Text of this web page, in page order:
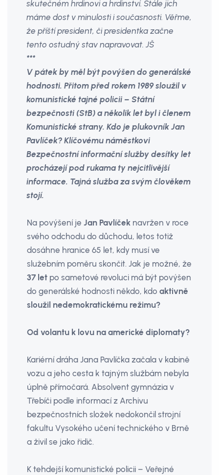
skutečném hrdinovi a hrdinství. Stále jich
máme dost v minulosti i současnosti. Věřme,
že příští president, či presidentka začne
tento ostudný stav napravovat. JŠ
***
V pátek by měl být povýšen do generálské
hodnosti. Přitom před rokem 1989 sloužil v
komunistické tajné policii – Státní
bezpečnosti (StB) a několik let byl i členem
Komunistické strany. Kdo je plukovník Jan
Pavlíček? Klíčovému náměstkovi
Bezpečnostní informační služby desítky let
procházejí pod rukama ty nejcitlivější
informace. Tajná služba za svým člověkem
stojí.
Na povýšení je Jan Pavlíček navržen v roce
svého odchodu do důchodu, letos totiž
dosáhne hranice 65 let, kdy musí ve
služebním poměru skončit. Jak je možné, že
37 let po sametové revoluci má být povýšen
do generálské hodnosti někdo, kdo aktivně
sloužil nedemokratickému režimu?
Od volantu k lovu na americké diplomaty?
Kariérní dráha Jana Pavlíčka začala v kabině
vozu a jeho cesta k tajným službám nebyla
úplně přímočará. Absolvent gymnázia v
Třebíči podle informací z Archivu
bezpečnostních složek nedokončil strojní
fakultu Vysokého učení technického v Brně
a živil se jako řidič.
K tehdejší komunistické policii – Veřejné